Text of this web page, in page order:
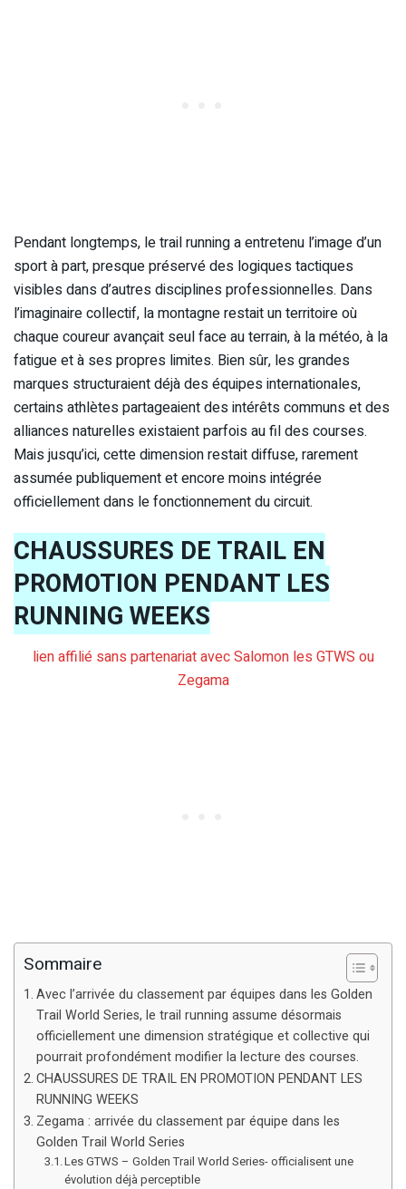
Pendant longtemps, le trail running a entretenu l’image d’un
sport à part, presque préservé des logiques tactiques
visibles dans d’autres disciplines professionnelles. Dans
l’imaginaire collectif, la montagne restait un territoire où
chaque coureur avançait seul face au terrain, à la météo, à la
fatigue et à ses propres limites. Bien sûr, les grandes
marques structuraient déjà des équipes internationales,
certains athlètes partageaient des intérêts communs et des
alliances naturelles existaient parfois au fil des courses.
Mais jusqu’ici, cette dimension restait diffuse, rarement
assumée publiquement et encore moins intégrée
officiellement dans le fonctionnement du circuit.
CHAUSSURES DE TRAIL EN
PROMOTION PENDANT LES
RUNNING WEEKS
lien affilié sans partenariat avec Salomon les GTWS ou
Zegama
Sommaire
Avec l’arrivée du classement par équipes dans les Golden
Trail World Series, le trail running assume désormais
officiellement une dimension stratégique et collective qui
pourrait profondément modifier la lecture des courses.
CHAUSSURES DE TRAIL EN PROMOTION PENDANT LES
RUNNING WEEKS
Zegama : arrivée du classement par équipe dans les
Golden Trail World Series
Les GTWS – Golden Trail World Series- officialisent une
évolution déjà perceptible